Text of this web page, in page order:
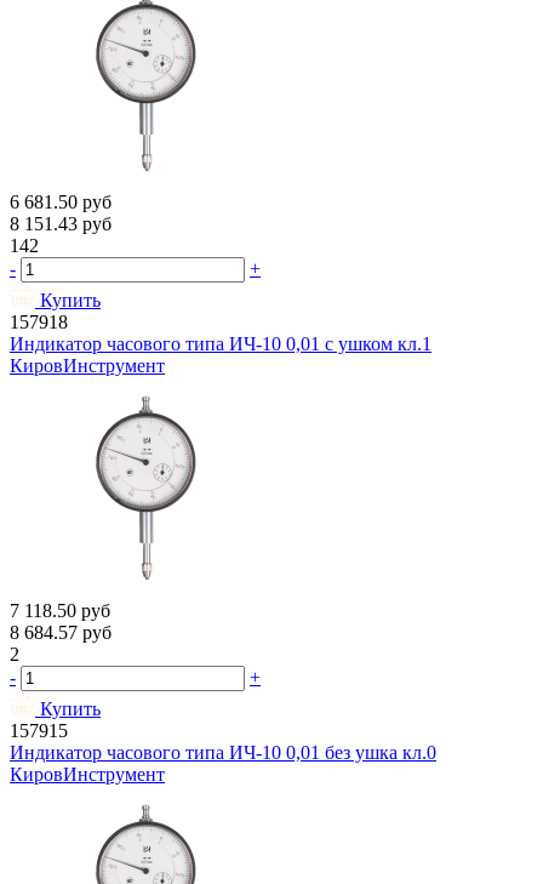
6 681.50 руб
8 151.43 руб
142
-
+
Купить
157918
Индикатор часового типа ИЧ-10 0,01 с ушком кл.1
КировИнструмент
7 118.50 руб
8 684.57 руб
2
-
+
Купить
157915
Индикатор часового типа ИЧ-10 0,01 без ушка кл.0
КировИнструмент